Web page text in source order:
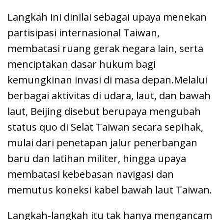
Langkah ini dinilai sebagai upaya menekan
partisipasi internasional Taiwan,
membatasi ruang gerak negara lain, serta
menciptakan dasar hukum bagi
kemungkinan invasi di masa depan.Melalui
berbagai aktivitas di udara, laut, dan bawah
laut, Beijing disebut berupaya mengubah
status quo di Selat Taiwan secara sepihak,
mulai dari penetapan jalur penerbangan
baru dan latihan militer, hingga upaya
membatasi kebebasan navigasi dan
memutus koneksi kabel bawah laut Taiwan.
Langkah-langkah itu tak hanya mengancam